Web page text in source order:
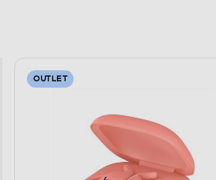
OUTLET